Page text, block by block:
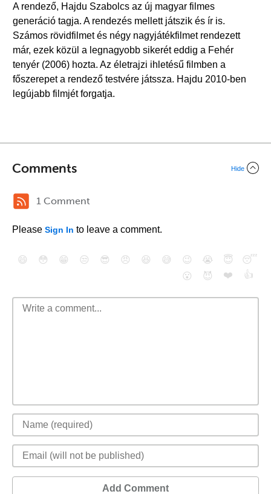
A rendező, Hajdu Szabolcs az új magyar filmes
generáció tagja. A rendezés mellett játszik és ír is.
Számos rövidfilmet és négy nagyjátékfilmet rendezett
már, ezek közül a legnagyobb sikerét eddig a Fehér
tenyér (2006) hozta. Az életrajzi ihletésű filmben a
főszerepet a rendező testvére játssza. Hajdu 2010-ben
legújabb filmjét forgatja.
Comments Hide
1 Comment
Please Sign In to leave a comment.
😄 😳 😁 😒 😎 😠 😆 😅 😉 😭 😇
😴
😮
😈 ❤️ 👍
Add Comment